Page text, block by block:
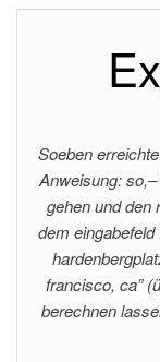
Soeben
Anweisung:
gehen und den
dem
francisco, ca”
berechnen